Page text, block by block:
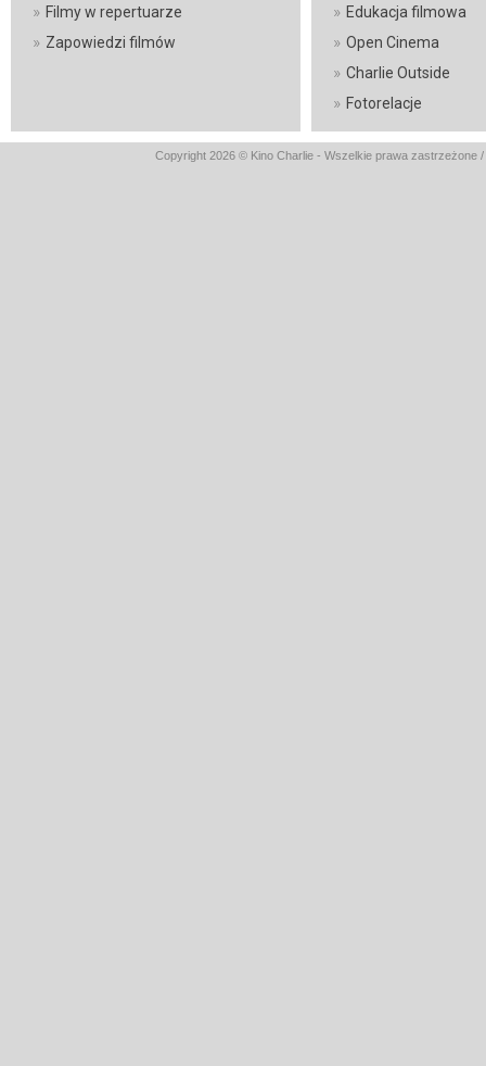
» Filmy w repertuarze
» Zapowiedzi filmów
» Edukacja filmowa
» Open Cinema
» Charlie Outside
» Fotorelacje
Copyright 2026 © Kino Charlie - Wszelkie prawa zastrzeżone /